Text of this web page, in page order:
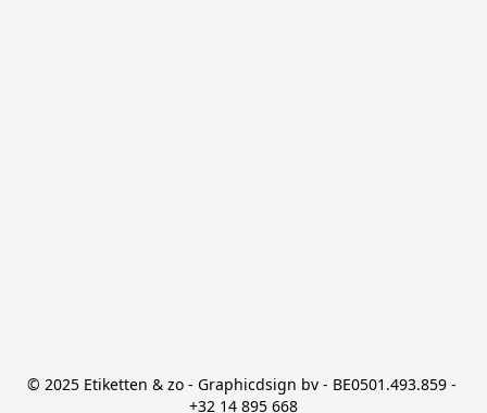
© 2025 Etiketten & zo - Graphicdsign bv - BE0501.493.859 -
+32 14 895 668